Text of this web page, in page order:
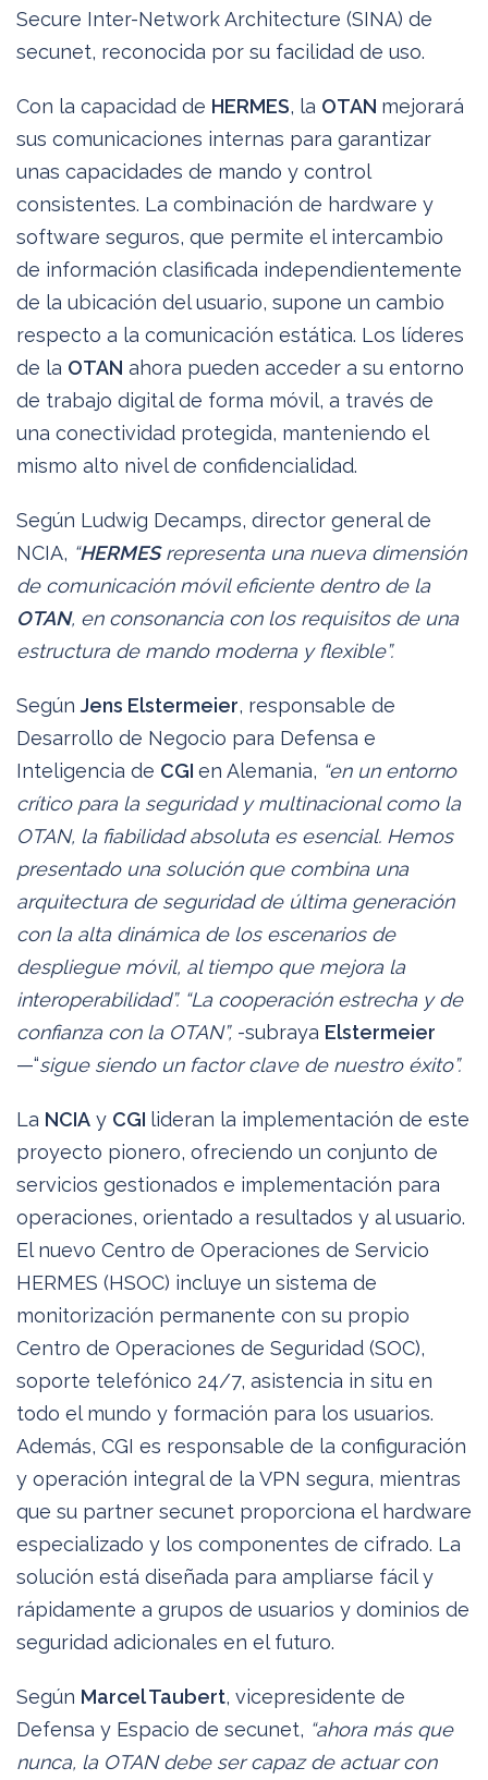
Secure Inter-Network Architecture (SINA) de
secunet, reconocida por su facilidad de uso.
Con la capacidad de HERMES, la OTAN mejorará
sus comunicaciones internas para garantizar
unas capacidades de mando y control
consistentes. La combinación de hardware y
software seguros, que permite el intercambio
de información clasificada independientemente
de la ubicación del usuario, supone un cambio
respecto a la comunicación estática. Los líderes
de la OTAN ahora pueden acceder a su entorno
de trabajo digital de forma móvil, a través de
una conectividad protegida, manteniendo el
mismo alto nivel de confidencialidad.
Según Ludwig Decamps, director general de
NCIA, “HERMESrepresenta una nueva dimensión
de comunicación móvil eficiente dentro de la
OTAN, en consonancia con los requisitos de una
estructura de mando moderna y flexible”.
Según Jens Elstermeier, responsable de
Desarrollo de Negocio para Defensa e
Inteligencia de CGI en Alemania, “en un entorno
crítico para la seguridad y multinacional como la
OTAN, la fiabilidad absoluta es esencial. Hemos
presentado una solución que combina una
arquitectura de seguridad de última generación
con la alta dinámica de los escenarios de
despliegue móvil, al tiempo que mejora la
interoperabilidad”. “La cooperación estrecha y de
confianza con la OTAN”, -subraya Elstermeier
—“sigue siendo un factor clave de nuestro éxito”.
La NCIA y CGI lideran la implementación de este
proyecto pionero, ofreciendo un conjunto de
servicios gestionados e implementación para
operaciones, orientado a resultados y al usuario.
El nuevo Centro de Operaciones de Servicio
HERMES (HSOC) incluye un sistema de
monitorización permanente con su propio
Centro de Operaciones de Seguridad (SOC),
soporte telefónico 24/7, asistencia in situ en
todo el mundo y formación para los usuarios.
Además, CGI es responsable de la configuración
y operación integral de la VPN segura, mientras
que su partner secunet proporciona el hardware
especializado y los componentes de cifrado. La
solución está diseñada para ampliarse fácil y
rápidamente a grupos de usuarios y dominios de
seguridad adicionales en el futuro.
Según Marcel Taubert, vicepresidente de
Defensa y Espacio de secunet, “ahora más que
nunca, la OTAN debe ser capaz de actuar con